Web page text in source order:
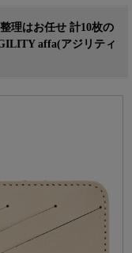
理はお任せ 計10枚の
affa(アジリティ